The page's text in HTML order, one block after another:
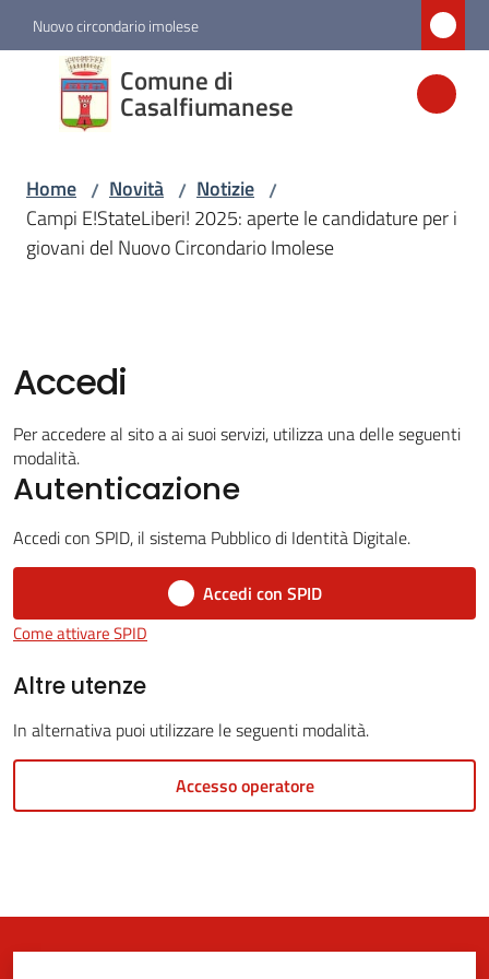
Vai al contenuto
Vai alla navigazione
Vai al footer
Nuovo circondario imolese
Comune di
Casalfiumanese
Comune di
Casalfiumanese
Amministrazione
Novità
Casalfiumanese
on-
gli
Home / Novità / Notizie /
Campi E!StateLiberi! 2025: aperte le candidature per i
giovani del Nuovo Circondario Imolese
Accedi
Per accedere al sito a ai suoi servizi, utilizza una delle seguenti
modalità.
Autenticazione
Accedi con SPID, il sistema Pubblico di Identità Digitale.
Accedi con SPID
Come attivare SPID
Altre utenze
In alternativa puoi utilizzare le seguenti modalità.
Accesso operatore